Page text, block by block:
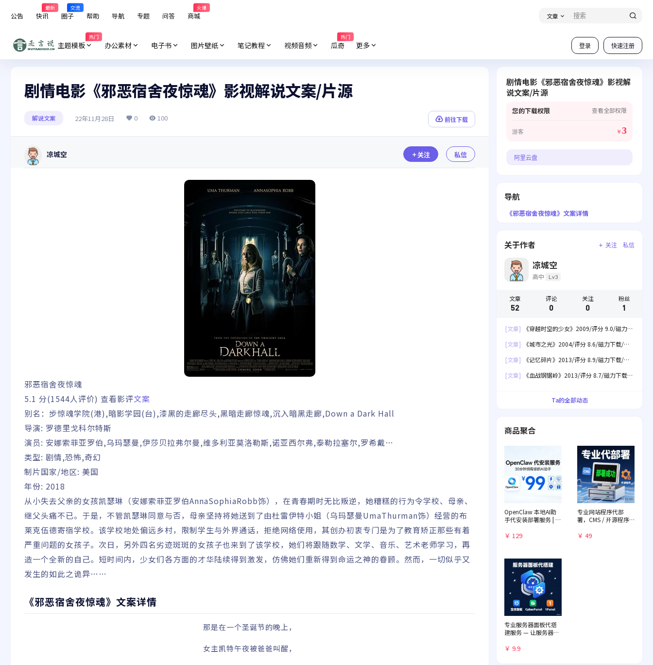
公告 快讯
最新
圈子
交流
帮助 导航 专题 问答 商城
火爆
文章
登录 快速注册
主题模板
热门
办公素材 电子书 图片壁纸 笔记教程 视频音频 瓜奇
热门
更多
剧情电影《邪恶宿舍夜惊魂》影视解说文案/片源
解说文案 22年11月28日 0 100 前往下载
凉城空 关注 私信
邪恶宿舍夜惊魂
5.1 分(1544人评价) 查看影评文案
别名： 步惊魂学院(港),暗影学园(台),漆黑的走廊尽头,黑暗走廊惊魂,沉入暗黑走廊,Down a Dark Hall
导演: 罗德里戈科尔特斯
演员: 安娜索菲亚罗伯,乌玛瑟曼,伊莎贝拉弗尔曼,维多利亚莫洛勒斯,诺亚西尔弗,泰勒拉塞尔,罗希戴…
类型: 剧情,恐怖,奇幻
制片国家/地区: 美国
年份: 2018
从小失去父亲的女孩凯瑟琳（安娜索菲亚罗伯AnnaSophiaRobb饰），在青春期时无比叛逆，她糟糕的行为令学校、母亲、
继父头痛不已。于是，不管凯瑟琳同意与否，母亲坚持将她送到了由杜雷伊特小姐（乌玛瑟曼UmaThurman饰）经营的布
莱克伍德寄宿学校。该学校地处偏远乡村，限制学生与外界通话，拒绝网络使用，其创办初衷专门是为了教育矫正那些有着
严重问题的女孩子。次日，另外四名劣迹斑斑的女孩子也来到了该学校，她们将跟随数学、文学、音乐、艺术老师学习，再
造一个全新的自己。短时间内，少女们各方面的才华陆续得到激发，仿佛她们重新得到命运之神的眷顾。然而，一切似乎又
发生的如此之诡异……
《邪恶宿舍夜惊魂》文案详情
那是在一个圣诞节的晚上，
女主凯特午夜被爸爸叫醒，
剧情电影《邪恶宿舍夜惊魂》影视解
说文案/片源
您的下载权限 查看全部权限
游客 ￥ 3
阿里云盘
导航
《邪恶宿舍夜惊魂》文案详情
关于作者 关注 私信
凉城空
高中 Lv3
文章
52
评论
0
关注
0
粉丝
1
[文章]
《穿越时空的少女》2009/评分 9.0/磁力下
[文章]
《城市之光》2004/评分 8.6/磁力下载/网
[文章]
《记忆碎片》2013/评分 8.9/磁力下载/网
[文章]
《血战钢锯岭》2013/评分 8.7/磁力下载/
Ta的全部动态
商品聚合
OpenClaw 本地AI助
手代安装部署服务 | 远
门教程
￥ 129
专业网站程序代部
署，CMS / 开源程序
￥ 49
专业服务器面板代搭
建服务 — 让服务器管
￥ 9.9